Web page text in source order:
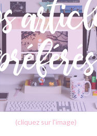
(cliquez sur l'image)